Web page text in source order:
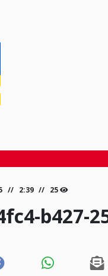
2:39 25
b427-